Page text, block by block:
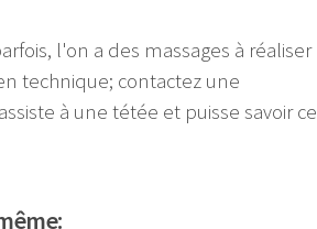
l'on a des massages à réaliser
technique; contactez une
à une tétée et puisse savoir ce